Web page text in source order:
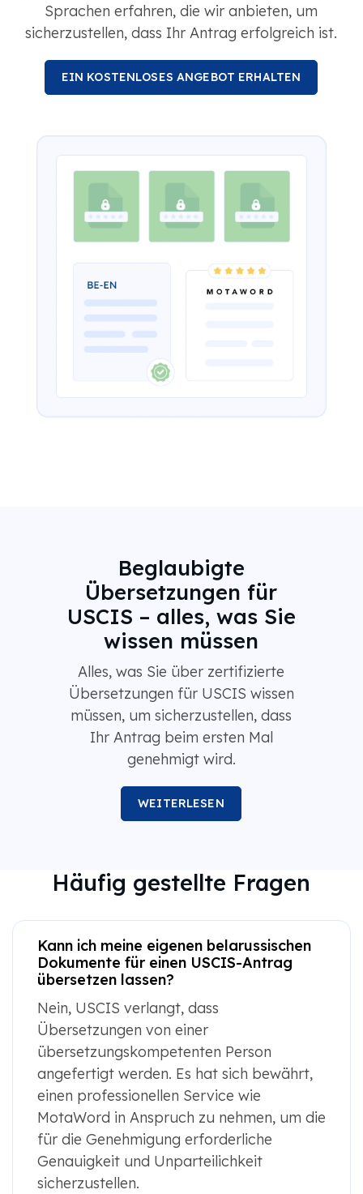
Sprachen erfahren, die wir anbieten, um
sicherzustellen, dass Ihr Antrag erfolgreich ist.
EIN KOSTENLOSES ANGEBOT ERHALTEN
Beglaubigte
Übersetzungen für
USCIS – alles, was Sie
wissen müssen
Alles, was Sie über zertifizierte
Übersetzungen für USCIS wissen
müssen, um sicherzustellen, dass
Ihr Antrag beim ersten Mal
genehmigt wird.
WEITERLESEN
Häufig gestellte Fragen
Kann ich meine eigenen belarussischen
Dokumente für einen USCIS-Antrag
übersetzen lassen?
Nein, USCIS verlangt, dass
Übersetzungen von einer
übersetzungskompetenten Person
angefertigt werden. Es hat sich bewährt,
einen professionellen Service wie
MotaWord in Anspruch zu nehmen, um die
für die Genehmigung erforderliche
Genauigkeit und Unparteilichkeit
sicherzustellen.